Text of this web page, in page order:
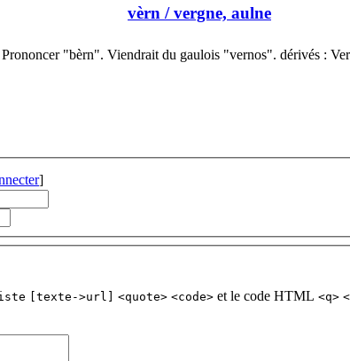
vèrn / vergne, aulne
Prononcer "bèrn". Viendrait du gaulois "vernos". dérivés :
]
[texte->url] <quote> <code> et le code HTML <q>